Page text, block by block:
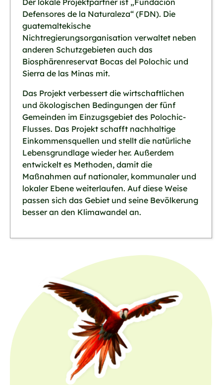
Der lokale Projektpartner ist „Fundación
Defensores de la Naturaleza“ (FDN). Die
guatemaltekische
Nichtregierungsorganisation verwaltet neben
anderen Schutzgebieten auch das
Biosphärenreservat Bocas del Polochic und
Sierra de las Minas mit.
Das Projekt verbessert die wirtschaftlichen
und ökologischen Bedingungen der fünf
Gemeinden im Einzugsgebiet des Polochic-
Flusses. Das Projekt schafft nachhaltige
Einkommensquellen und stellt die natürliche
Lebensgrundlage wieder her. Außerdem
entwickelt es Methoden, damit die
Maßnahmen auf nationaler, kommunaler und
lokaler Ebene weiterlaufen. Auf diese Weise
passen sich das Gebiet und seine Bevölkerung
besser an den Klimawandel an.